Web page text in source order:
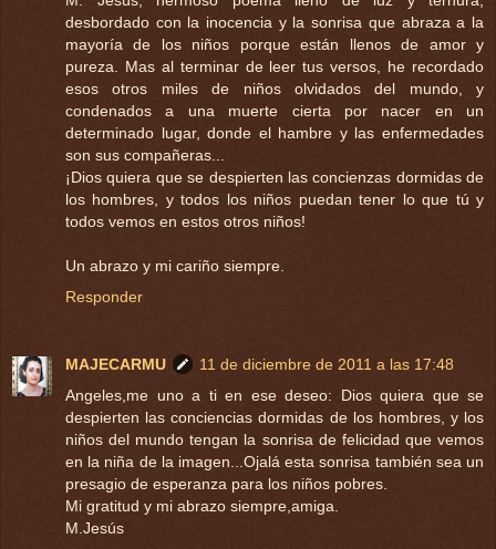
desbordado con la inocencia y la sonrisa que abraza a la
mayoría de los niños porque están llenos de amor y
pureza. Mas al terminar de leer tus versos, he recordado
esos otros miles de niños olvidados del mundo, y
condenados a una muerte cierta por nacer en un
determinado lugar, donde el hambre y las enfermedades
son sus compañeras...
¡Dios quiera que se despierten las concienzas dormidas de
los hombres, y todos los niños puedan tener lo que tú y
todos vemos en estos otros niños!
Un abrazo y mi cariño siempre.
Responder
MAJECARMU
11 de diciembre de 2011 a las 17:48
Angeles,me uno a ti en ese deseo: Dios quiera que se
despierten las conciencias dormidas de los hombres, y los
niños del mundo tengan la sonrisa de felicidad que vemos
en la niña de la imagen...Ojalá esta sonrisa también sea un
presagio de esperanza para los niños pobres.
Mi gratitud y mi abrazo siempre,amiga.
M.Jesús